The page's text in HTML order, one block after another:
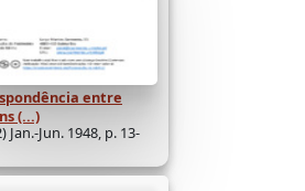
entre
(...)
Jan.-Jun. 1948, p. 13-